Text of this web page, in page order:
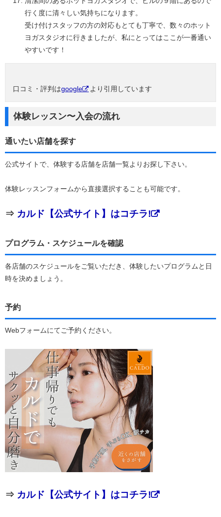
行く度に清々しい気持ちになります。
受け付けスタッフの方の対応もとても丁寧で、数々のホット
ヨガスタジオに行きましたが、私にとってはここが一番通い
やすいです！
口コミ・評判はgoogle より引用しています
体験レッスン〜入会の流れ
通いたい店舗を探す
公式サイトで、体験する店舗を店舗一覧よりお探し下さい。
体験レッスンフォームから直接選択することも可能です。
⇒ カルド【公式サイト】はコチラ!
プログラム・スケジュールを確認
各店舗のスケジュールをご覧いただき、体験したいプログラムと日
時を決めましょう。
予約
Webフォームにてご予約ください。
⇒ カルド【公式サイト】はコチラ!